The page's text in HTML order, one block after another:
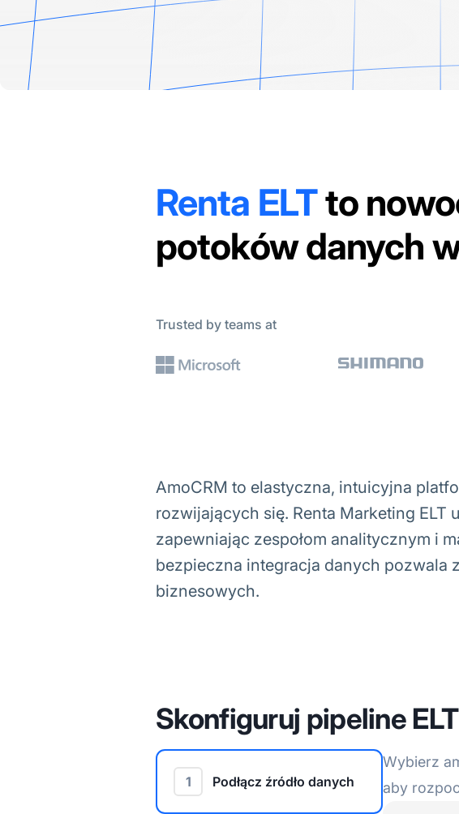
Renta ELTto
potoków danych
Trusted by teams at
AmoCRM to elastyczna, intuicyjna
rozwijających się. Renta Marketing ELT
zapewniając zespołom analitycznym i
bezpieczna integracja danych pozwala
biznesowych.
Skonfiguruj pipeline
1 Podłącz źródło danych
Wybierz
aby